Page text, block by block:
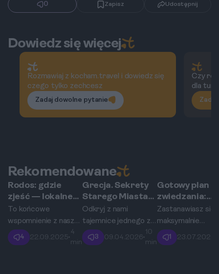
0 Zapisz Udostępnij
Dowiedz się więcej
Rozmawiaj z kocham.travel i dowiedz się
czego tylko zechcesz
Zadaj dowolne pytanie
Czy
dla
Rekomendowane
Rodos
Rodos: gdzie
zjeść — lokalne
klasyki i street
food?
To końcowe
wspomnienie z naszej
greckiej przygody.
Zobaczcie, gdzie
4 22.09.2025•
4
min
Rodos
Grecja. Sekrety
Starego Miasta
na Rodos: co
kryją uliczki
Zakonu
Joannitów?
Odkryj z nami
tajemnice jednego z
najlepiej zachowanych
średniowiecznych
3 09.04.2026•
10
min
Rodos
Gotowy plan
zwiedzania:
Rodos, Grecja
dni
Zastanawiasz się,
maksymalnie
wykorzystać
urlop na greckiej
1 23.07.2026